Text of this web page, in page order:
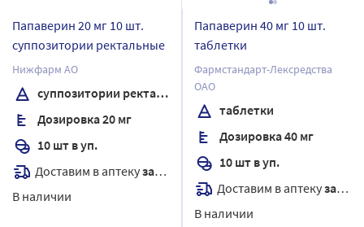
Папаверин 20 мг 10 шт.
суппозитории ректальные
Нижфарм АО
суппозитории ректальные
Дозировка 20 мг
10 шт в уп.
Доставим в аптекузавтра
В наличии
Папаверин 40 мг 10 шт.
таблетки
Фармстандарт-Лексредства
ОАО
таблетки
Дозировка 40 мг
10 шт в уп.
Доставим в аптекузавтра
В наличии